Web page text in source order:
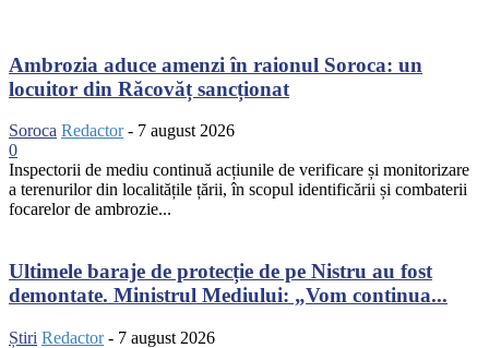
Ambrozia aduce amenzi în raionul Soroca: un
locuitor din Răcovăț sancționat
Soroca Redactor - 7 august 2026
0
Inspectorii de mediu continuă acțiunile de verificare și monitorizare
a terenurilor din localitățile țării, în scopul identificării și combaterii
focarelor de ambrozie...
Ultimele baraje de protecție de pe Nistru au fost
demontate. Ministrul Mediului: „Vom continua...
Știri Redactor - 7 august 2026